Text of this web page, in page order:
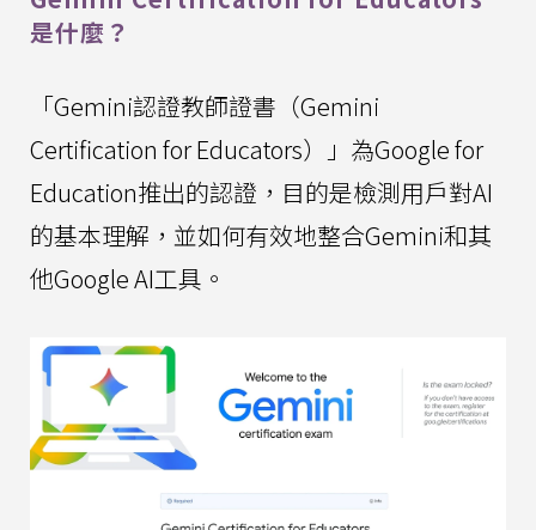
是什麼？
「Gemini認證教師證書（Gemini
Certification for Educators）」為Google for
Education推出的認證，目的是檢測用戶對AI
的基本理解，並如何有效地整合Gemini和其
他Google AI工具。